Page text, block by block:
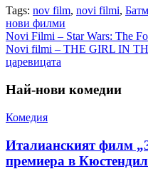
Tags: nov film, novi filmi,
нови филми
Навигация
Novi Filmi – Star Wars: The
Novi filmi – THE GIRL IN
царевицата
Най-нови комедии
Комедия
Италианският филм
премиера в